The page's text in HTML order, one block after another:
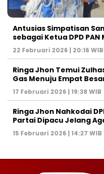
Antusias Simpatisan
sebagai Ketua DPD PAN
22 Februari 2026 | 20:16 WIB
Ringa Jhon Temui
Gas Menuju Empat
17 Februari 2026 | 19:38 WIB
Ringa Jhon Nahkodai
Partai Dipacu Jelang
15 Februari 2026 | 14:27 WIB